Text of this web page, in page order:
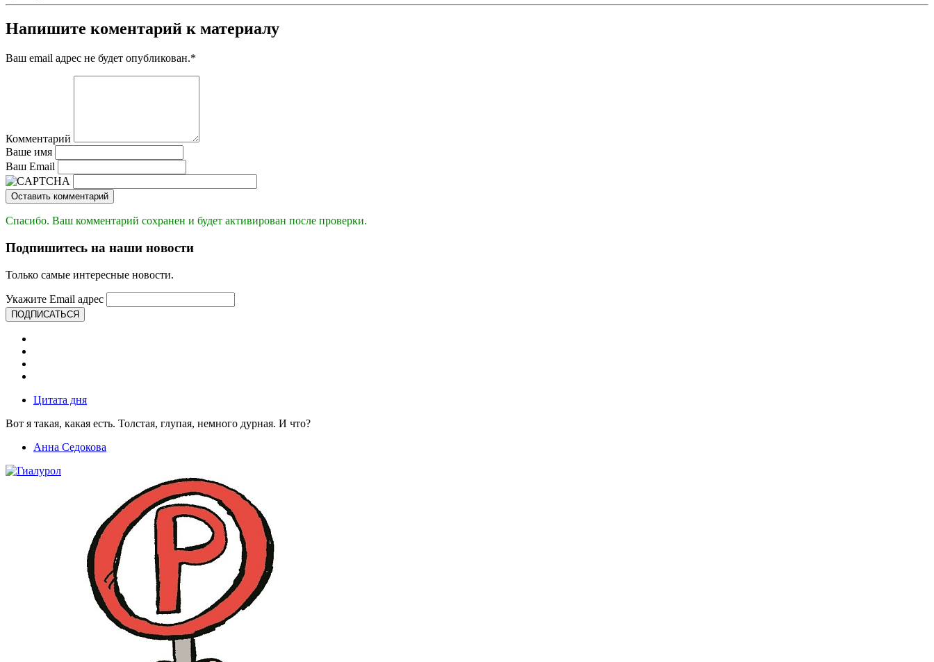
Напишите коментарий к материалу
Ваш email адрес не будет опубликован.*
Комментарий
Ваше имя
Ваш Email
Оставить комментарий
Спасибо. Ваш комментарий сохранен и будет активирован после проверки.
Подпишитесь на наши новости
Только самые интересные новости.
Укажите Email адрес
ПОДПИСАТЬСЯ
Цитата дня
Вот я такая, какая есть. Толстая, глупая, немного дурная. И что?
Анна Седокова